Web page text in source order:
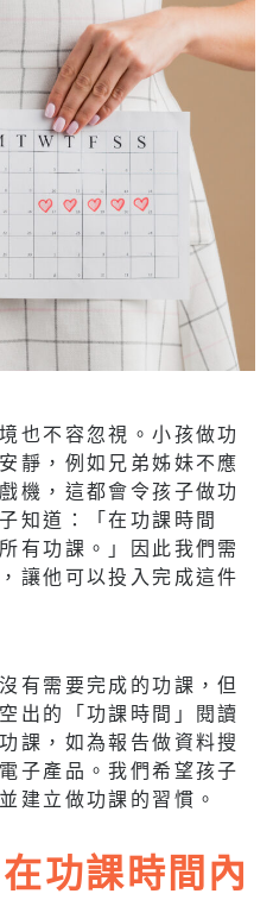
也不容忽視。小孩做功
靜，例如兄弟姊妹不應
機，這都會令孩子做功
知道：「在功課時間
有功課。」因此我們需
讓他可以投入完成這件
有需要完成的功課，但
出的「功課時間」閱讀
課，如為報告做資料搜
子產品。我們希望孩子
建立做功課的習慣。
功課時間內